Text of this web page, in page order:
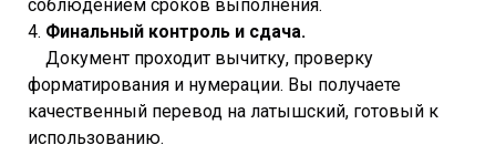
соблюдением сроков выполнения.
4. Финальный контроль и сдача.
Документ проходит вычитку, проверку
форматирования и нумерации. Вы получаете
качественный перевод на латышский, готовый к
использованию.